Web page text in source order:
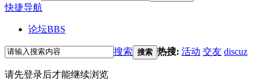
快捷导航
论坛BBS
搜索 搜索 热搜: 活动 交友 discuz
请先登录后才能继续浏览